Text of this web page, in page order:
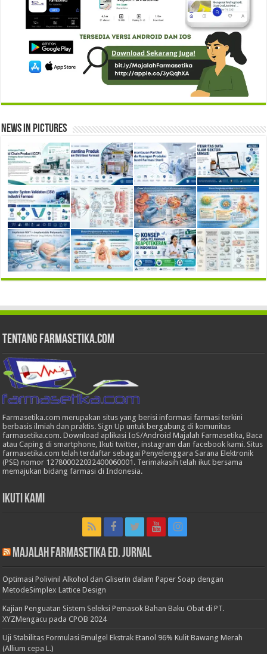
News in Pictures
Tentang Farmasetika.com
Farmasetika.com merupakan situs yang berisi informasi farmasi terkini
berbasis ilmiah dan praktis. Sign Up untuk bergabung di komunitas
farmasetika.com. Download aplikasi IoS/Android Majalah Farmasetika, Baca
atau Caping di smartphone, Ikuti twitter, instagram dan facebook kami. Situs
farmasetika.com telah terdaftar sebagai Penyelenggara Sarana Elektronik
(PSE) nomor 127800022032400060001. Terimakasih telah ikut bersama
memajukan bidang farmasi di Indonesia.
Ikuti Kami
Majalah Farmasetika Ed. Jurnal
Optimasi Polivinil Alkohol dan Gliserin dalam Paper Soap dengan
MetodeSimplex Lattice Design
Kajian Penguatan Sistem Seleksi Pemasok Bahan Baku Obat di PT.
XYZMengacu pada CPOB 2024
Uji Stabilitas Formulasi Emulgel Ekstrak Etanol 96% Kulit Bawang Merah
(Allium cepa L.)